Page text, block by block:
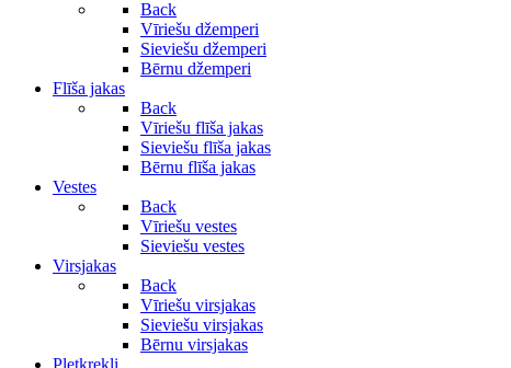
Back
Vīriešu džemperi
Sieviešu džemperi
Bērnu džemperi
Flīša jakas
Back
Vīriešu flīša jakas
Sieviešu flīša jakas
Bērnu flīša jakas
Vestes
Back
Vīriešu vestes
Sieviešu vestes
Virsjakas
Back
Vīriešu virsjakas
Sieviešu virsjakas
Bērnu virsjakas
Pletkrekli